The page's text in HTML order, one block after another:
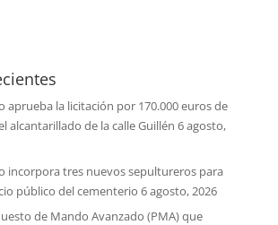
aprueba la licitación por 170.000 euros de
alcantarillado de la calle Guillén 6 agosto,
incorpora tres nuevos sepultureros para
público del cementerio 6 agosto, 2026
de Mando Avanzado (PMA) que